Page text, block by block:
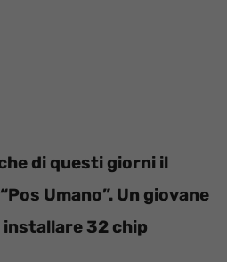
di questi giorni il
Umano”. Un giovane
32 chip